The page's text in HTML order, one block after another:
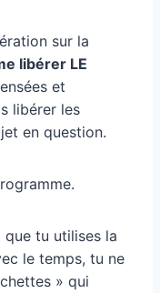
sur la
libérer LE
et
libérer les
en question.
que tu utilises la
le temps, tu ne
» qui